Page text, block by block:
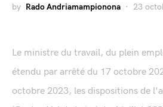
by Rado Andriamampionona 23
Le ministre du travail, du plein
étendu par arrêté du 17 octobre
octobre 2023, les dispositions de